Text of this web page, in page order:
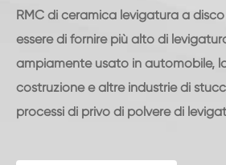
RMC di ceramica levigatura a
essere di fornire più alto di
ampiamente usato in automobile,
costruzione e altre industrie di
processi di privo di polvere di